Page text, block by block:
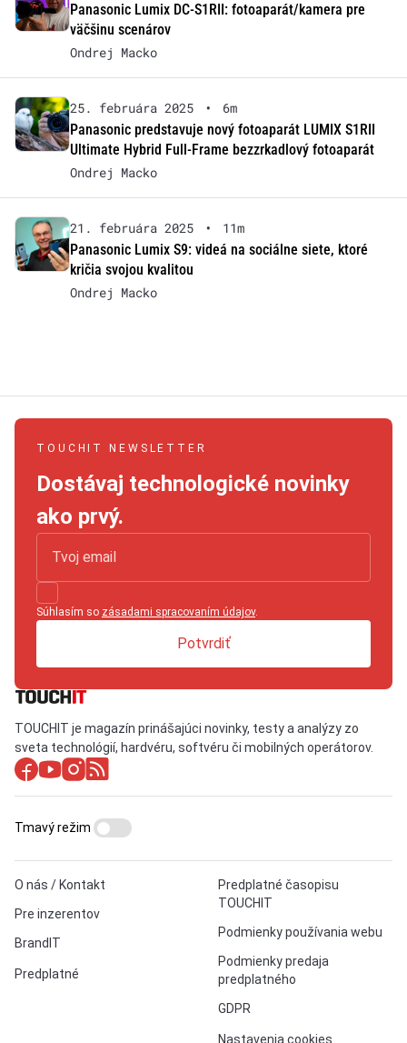
Panasonic Lumix DC-S1RII: fotoaparát/kamera pre
väčšinu scenárov
Ondrej Macko
25. februára 2025 •
6m
Panasonic predstavuje nový fotoaparát LUMIX S1RII
Ultimate Hybrid Full-Frame bezzrkadlový fotoaparát
Ondrej Macko
21. februára 2025 •
11m
Panasonic Lumix S9: videá na sociálne siete, ktoré
kričia svojou kvalitou
Ondrej Macko
TOUCHIT NEWSLETTER
Dostávaj technologické novinky
ako prvý.
Súhlasím so zásadami spracovaním údajov.
Potvrdiť
TOUCHIT je magazín prinášajúci novinky, testy a analýzy zo
sveta technológií, hardvéru, softvéru či mobilných operátorov.
O nás / Kontakt
Pre inzerentov
BrandIT
Predplatné
Predplatné časopisu
TOUCHIT
Podmienky používania webu
Podmienky predaja
predplatného
GDPR
Nastavenia cookies
Tmavý režim